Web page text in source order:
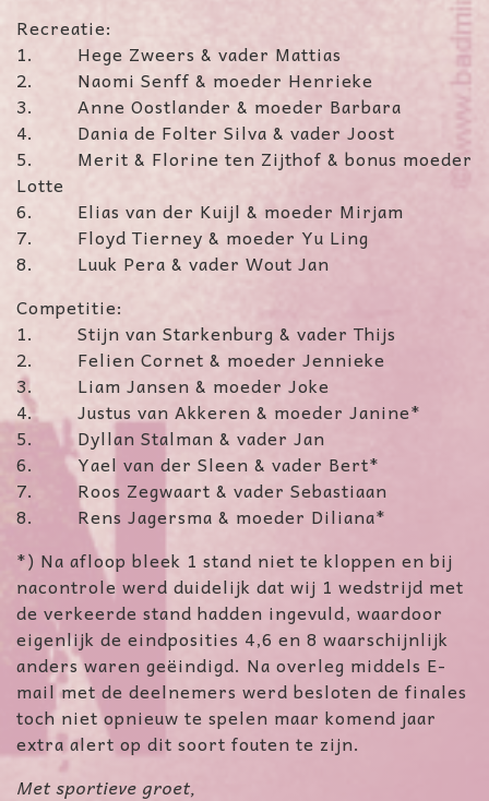
Recreatie:
1. Hege Zweers & vader Mattias
2. Naomi Senff & moeder Henrieke
3. Anne Oostlander & moeder Barbara
4. Dania de Folter Silva & vader Joost
5. Merit & Florine ten Zijthof & bonus moeder
Lotte
6. Elias van der Kuijl & moeder Mirjam
7. Floyd Tierney & moeder Yu Ling
8. Luuk Pera & vader Wout Jan
Competitie:
1. Stijn van Starkenburg & vader Thijs
2. Felien Cornet & moeder Jennieke
3. Liam Jansen & moeder Joke
4. Justus van Akkeren & moeder Janine*
5. Dyllan Stalman & vader Jan
6. Yael van der Sleen & vader Bert*
7. Roos Zegwaart & vader Sebastiaan
8. Rens Jagersma & moeder Diliana*
*) Na afloop bleek 1 stand niet te kloppen en bij
nacontrole werd duidelijk dat wij 1 wedstrijd met
de verkeerde stand hadden ingevuld, waardoor
eigenlijk de eindposities 4,6 en 8 waarschijnlijk
anders waren geëindigd. Na overleg middels E-
mail met de deelnemers werd besloten de finales
toch niet opnieuw te spelen maar komend jaar
extra alert op dit soort fouten te zijn.
Met sportieve groet,